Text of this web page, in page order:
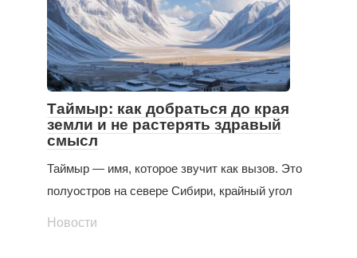
Таймыр: как добраться до края
земли и не растерять здравый
смысл
Таймыр — имя, которое звучит как вызов. Это
полуостров на севере Сибири, крайный угол
Новости